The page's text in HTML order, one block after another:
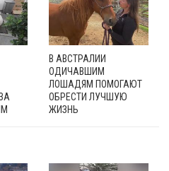
В АВСТРАЛИИ
ОДИЧАВШИМ
ЛОШАДЯМ ПОМОГАЮТ
ОБРЕСТИ ЛУЧШУЮ
ЖИЗНЬ